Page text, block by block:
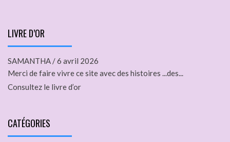
LIVRE D’OR
SAMANTHA /6 avril 2026
Merci de faire vivre ce site avec des histoires ...des...
Consultez le livre d’or
CATÉGORIES